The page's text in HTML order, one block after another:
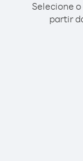
Selecione
partir